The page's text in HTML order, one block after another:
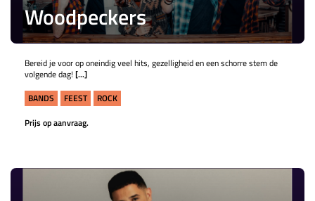
Woodpeckers
Bereid je voor op oneindig veel hits, gezelligheid en een schorre stem de
volgende dag! [...]
BANDS
FEEST
ROCK
Prijs op aanvraag.